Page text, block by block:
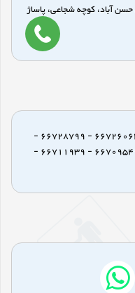
حسن آباد، کوچه شجاعی، پاساژ
66725822 - 66709549 - 66726064 - 66728799 -
66721207 - 66726097 - 66709549 - 66711939 -